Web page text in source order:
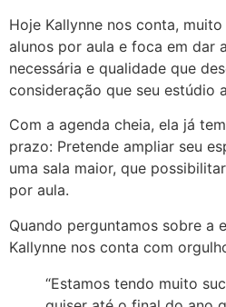
Hoje Kallynne nos conta,
alunos por aula e foca em dar
necessária e qualidade que
consideração que seu estúdio
Com a agenda cheia, ela já
prazo: Pretende ampliar seu
uma sala maior, que
por aula.
Quando perguntamos sobre a
Kallynne nos conta com
“Estamos tendo muito